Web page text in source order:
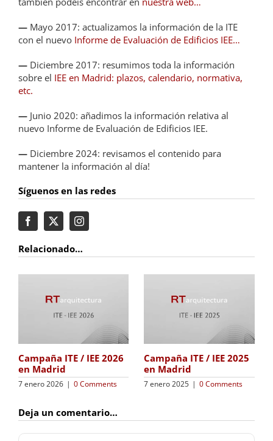
—Mayo 2017: actualizamos la información de la ITE
con el nuevo Informe de Evaluación de Edificios IEE…
—Diciembre 2017: resumimos toda la información
sobre el IEE en Madrid: plazos, calendario, normativa,
etc.
—Junio 2020: añadimos la información relativa al
nuevo Informe de Evaluación de Edificios IEE.
—Diciembre 2024: revisamos el contenido para
mantener la información al día!
Síguenos en las redes
Relacionado…
Campaña ITE / IEE 2024
en Madrid
8 enero 2024 | 0 Comments
Actualizamos el
contenido sobre la ITE /
IEE en 2024
Deja un comentario…